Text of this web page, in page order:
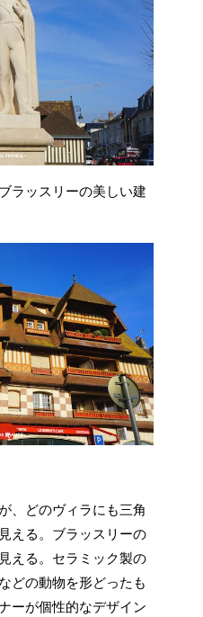
ラッスリーの美しい建
、どのヴィラにも三角
える。ブラッスリーの
える。セラミック製の
どの動物を形どったも
ーが個性的なデザイン